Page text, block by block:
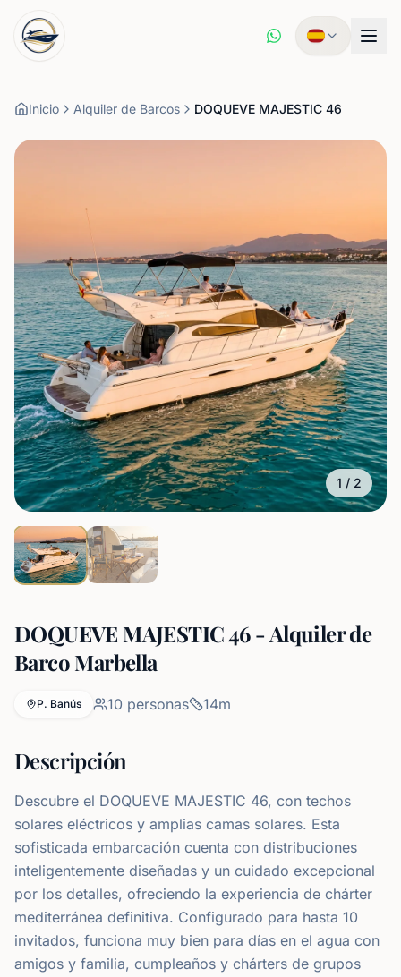
Inicio Alquiler de Barcos DOQUEVE MAJESTIC 46
1 / 2
DOQUEVE MAJESTIC 46 - Alquiler de
Barco Marbella
P. Banús 10 personas 14m
Descripción
Descubre el DOQUEVE MAJESTIC 46, con techos
solares eléctricos y amplias camas solares. Esta
sofisticada embarcación cuenta con distribuciones
inteligentemente diseñadas y un cuidado excepcional
por los detalles, ofreciendo la experiencia de chárter
mediterránea definitiva. Configurado para hasta 10
invitados, funciona muy bien para días en el agua con
amigos y familia, cumpleaños y chárters de grupos